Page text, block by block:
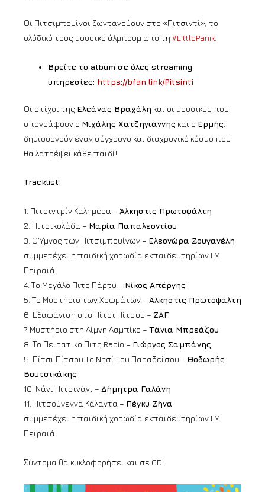
Οι Πιτσιμπουίνοι ζωντανεύουν στο «Πιτσιντί», το
ολόδικό τους μουσικό άλμπουμ από τη #LittlePanik
Βρείτε τo album σε όλες streaming
υπηρεσίες: https://bfan.link/Pitsinti
Οι στίχοι της Ελεάνας Βραχάλη και οι μουσικές που
υπογράφουν ο Μιχάλης Χατζηγιάννης και ο Ερμής,
δημιουργούν έναν σύγχρονο και διαχρονικό κόσμο που
θα λατρέψει κάθε παιδί!
Tracklist:
1. Πιτσιντρίν Καλημέρα – Άλκηστις Πρωτοψάλτη
2. Πιτσικολάδα – Μαρία Παπαλεοντίου
3. Ο Ύμνος των Πιτσιμπουίνων – Ελεονώρα Ζουγανέλη
συμμετέχει η παιδική χορωδία εκπαιδευτηρίων Ι.Μ.
Πειραιά
4. Το Μεγάλο Πιτς Πάρτυ – Νίκος Απέργης
5. Το Μυστήριο των Χρωμάτων – Άλκηστις Πρωτοψάλτη
6. Εξαφάνιση στο Πίτσι Πίτσου – ZAF
7. Μυστήριο στη Λίμνη Λαμπίκο – Τάνια Μπρεάζου
8. Το Πειρατικό Πιτς Radio – Γιώργος Σαμπάνης
9. Πίτσι Πίτσου Tο Nησί Tου Παραδείσου – Θοδωρής
Βουτσικάκης
10. Νάνι Πιτσινάνι – Δήμητρα Γαλάνη
11. Πιτσούγεννα Κάλαντα – Πέγκυ Ζήνα
συμμετέχει η παιδική χορωδία εκπαιδευτηρίων Ι.Μ.
Πειραιά
Σύντομα θα κυκλοφορήσει και σε CD.